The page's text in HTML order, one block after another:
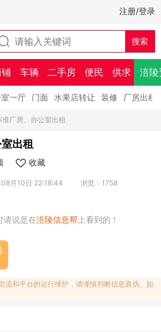
注册/登录
车辆 二手房 便民 供求 涪陵
一厅 门面 水果店转让 装修 厂房出租
准厂房、办公室出租
出租
收藏
月10日 22:18:44 浏览：1758
请说是在涪陵信息帮 上看到的！
流和平台的运行维护，请谨慎判断信息真伪。如